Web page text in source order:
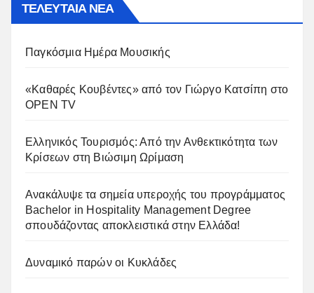
ΤΕΛΕΥΤΑΙΑ ΝΕΑ
Παγκόσμια Ημέρα Μουσικής
«Καθαρές Κουβέντες» από τον Γιώργο Κατσίπη στο
OPEN TV
Ελληνικός Τουρισμός: Από την Ανθεκτικότητα των
Κρίσεων στη Βιώσιμη Ωρίμαση
Ανακάλυψε τα σημεία υπεροχής του προγράμματος
Bachelor in Hospitality Management Degree
σπουδάζοντας αποκλειστικά στην Ελλάδα!
Δυναμικό παρών οι Κυκλάδες